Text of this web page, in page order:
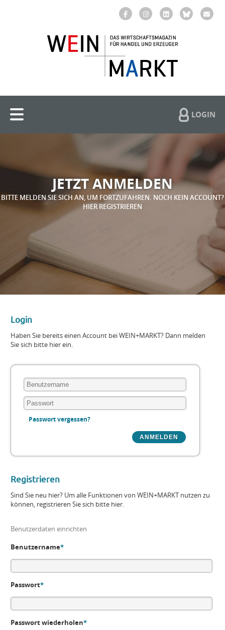
LOGIN
JETZT ANMELDEN
BITTE MELDEN SIE SICH AN, UM FORTZUFAHREN. NOCH KEIN ACCOUNT?
HIER REGISTRIEREN
Login
Haben Sie bereits einen Account bei WEIN+MARKT? Dann melden
Sie sich bitte hier ein.
Passwort vergessen?
Registrieren
Sind Sie neu hier? Um alle Funktionen von WEIN+MARKT nutzen zu
können, registrieren Sie sich bitte hier.
Benutzerdaten einrichten
Benutzername*
Passwort*
Passwort wiederholen*